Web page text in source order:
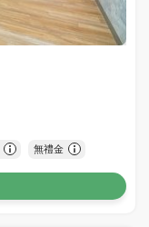
無禮金